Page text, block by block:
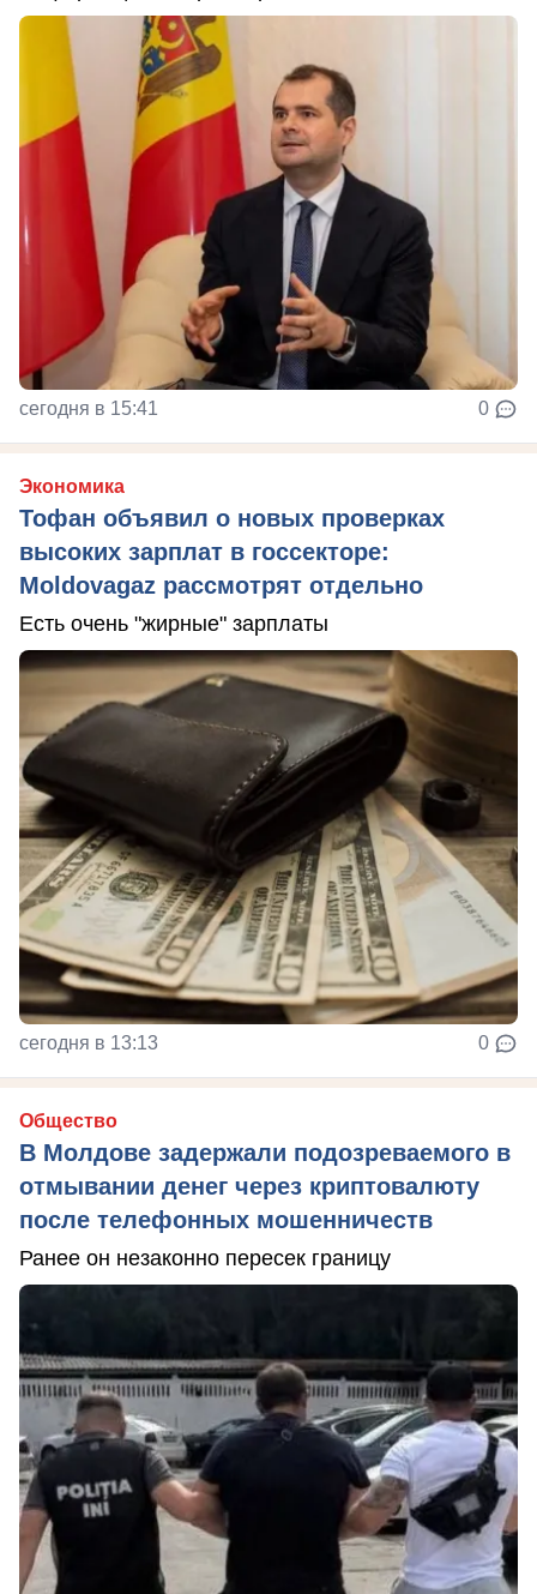
сегодня в 15:41 0
Экономика
Тофан объявил о новых проверках
высоких зарплат в госсекторе:
Moldovagaz рассмотрят отдельно
Есть очень "жирные" зарплаты
сегодня в 13:13 0
Общество
В Молдове задержали подозреваемого в
отмывании денег через криптовалюту
после телефонных мошенничеств
Ранее он незаконно пересек границу